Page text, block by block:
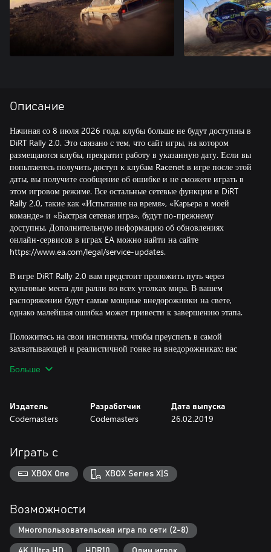
Описание
Начиная со 8 июля 2026 года, клубы больше не будут доступны в
DiRT Rally 2.0. Это связано с тем, что сайт игры, на котором
размещаются клубы, прекратит работу в указанную дату. Если вы
попытаетесь получить доступ к клубам Racenet в игре после этой
даты, вы получите сообщение об ошибке и не сможете играть в
этом игровом режиме. Все остальные сетевые функции в DiRT
Rally 2.0, такие как «Испытание на время», «Карьера в моей
команде» и «Быстрая сетевая игра», будут по-прежнему
доступны. Дополнительную информацию об обновлениях
онлайн-сервисов в играх EA можно найти на сайте
https://www.ea.com/legal/service-updates.
В игре DiRT Rally 2.0 вам предстоит проложить путь через
культовые места для ралли во всех уголках мира. В вашем
распоряжении будут самые мощные внедорожники на свете,
однако малейшая ошибка может привести к завершению этапа.
Положитесь на свои инстинкты, чтобы преуспеть в самой
захватывающей и реалистичной гонке на внедорожниках: вас
деформации поверхностей. Гоните машину по настоящим
Гоняйте по восьми официальным маршрутам Чемпионата мира
по ралли-кроссу FIA, соревнуйтесь с лицензированными
Развивайте свою команду и автомобили с учетом гоночных
стратегий, проходите разнообразные события и чемпионаты как в
одиночной карьерной кампании, так и в соревновательной
АВТОМОБИЛЕЙ ЗА ВСЮ ИСТОРИЮ — Рассекайте по трассам
на культовых исторических и современных раллийных
Больше
Издатель
Codemasters
Разработчик
Codemasters
Дата выпуска
26.02.2019
Играть с
XBOX One XBOX Series X|S
Возможности
Многопользовательская игра по сети (2-8)